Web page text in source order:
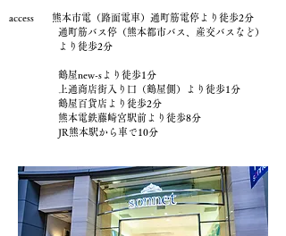
access 熊本市電（路面電車）通町筋電停より徒歩2分
通町筋バス停（熊本都市バス、産交バスなど）
より徒歩2分
鶴屋new-sより徒歩1分
上通商店街入り口（鶴屋側）より徒歩1分
鶴屋百貨店より徒歩2分
熊本電鉄藤崎宮駅前より徒歩8分
JR熊本駅から車で10分